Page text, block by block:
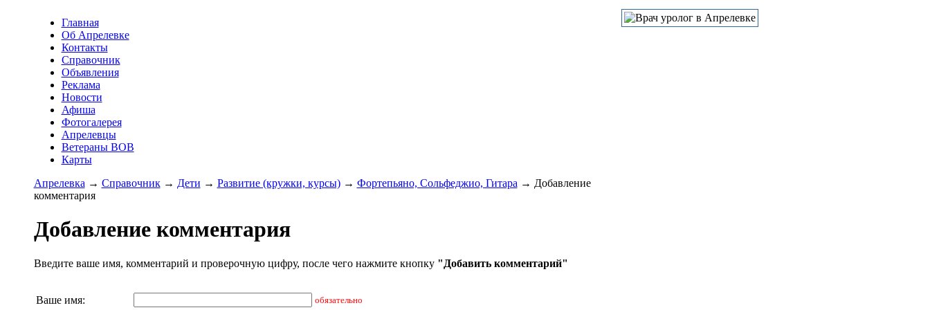
Главная
Об Апрелевке
Контакты
Справочник
Объявления
Реклама
Новости
Афиша
Фотогалерея
Апрелевцы
Ветераны ВОВ
Карты
Апрелевка → Справочник→ Дети → Развитие (кружки, курсы)→ Фортепьяно, Сольфеджио, Гитара → Добавление
комментария
Добавление комментария
Введите ваше имя, комментарий и проверочную цифру, после чего нажмите кнопку "Добавить комментарий"
Ваше имя: обязательно